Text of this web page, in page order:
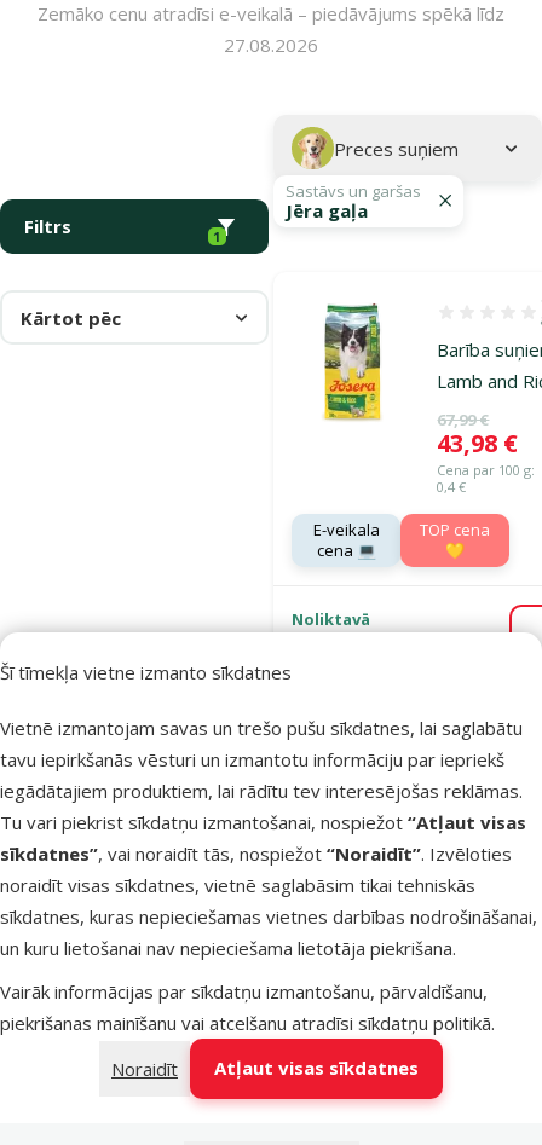
Šī tīmekļa vietne izmanto sīkdatnes
Vietnē izmantojam savas un trešo pušu sīkdatnes, lai saglabātu
tavu iepirkšanās vēsturi un izmantotu informāciju par iepriekš
iegādātajiem produktiem, lai rādītu tev interesējošas reklāmas.
Tu vari piekrist sīkdatņu izmantošanai, nospiežot “Atļaut visas
sīkdatnes”, vai noraidīt tās, nospiežot “Noraidīt”. Izvēloties
noraidīt visas sīkdatnes, vietnē saglabāsim tikai tehniskās
sīkdatnes, kuras nepieciešamas vietnes darbības nodrošināšanai,
un kuru lietošanai nav nepieciešama lietotāja piekrišana.
Vairāk informācijas par sīkdatņu izmantošanu, pārvaldīšanu,
piekrišanas mainīšanu vai atcelšanu atradīsi sīkdatņu politikā.
Noraidīt
Atļaut visas sīkdatnes
Zemāko cenu atradīsi e-veikalā – piedāvājums spēkā līdz
27.08.2026
Apakškategorija
Preces suņiem
Filtrs 1
Sastāvs un garšas
Jēra gaļa
Kārtot pēc
Barī­ba
Lamb and
Oriģinālā
67,99 €
Cena
43,98 €
Cena par 100 g:
0,4 €
E-veikala
cena 💻
TOP cena
💛
Noliktavā
Barība
Josera
Optiness
Medi/Maxi
Adult, 12,5
Oriģinālā
58,99 €
Cena
39,98 €
100 g: 0,3 €
E-veikala
TOP cena